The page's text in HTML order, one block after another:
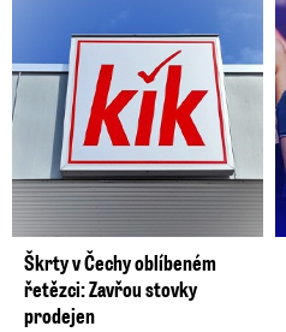
Škrty v Čechy oblíbeném
řetězci: Zavřou stovky
prodejen